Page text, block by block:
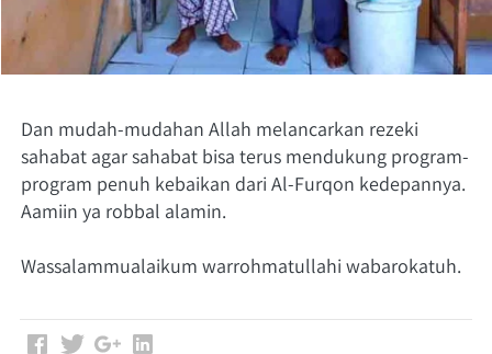
Dan mudah-mudahan Allah melancarkan rezeki
sahabat agar sahabat bisa terus mendukung program-
program penuh kebaikan dari Al-Furqon kedepannya.
Aamiin ya robbal alamin.
Wassalammualaikum warrohmatullahi wabarokatuh.